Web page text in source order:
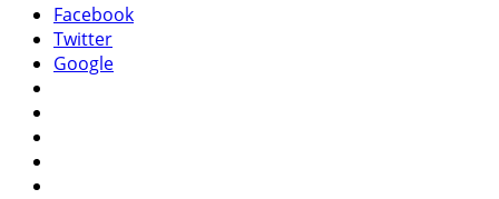
Facebook
Twitter
Google